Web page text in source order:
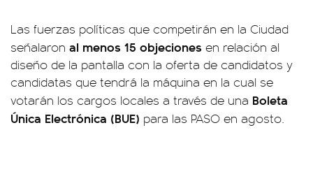
Las fuerzas políticas que competirán en la Ciudad
señalaron al menos 15 objeciones en relación al
diseño de la pantalla con la oferta de candidatos y
candidatas que tendrá la máquina en la cual se
votarán los cargos locales a través de una Boleta
Única Electrónica (BUE) para las PASO en agosto.